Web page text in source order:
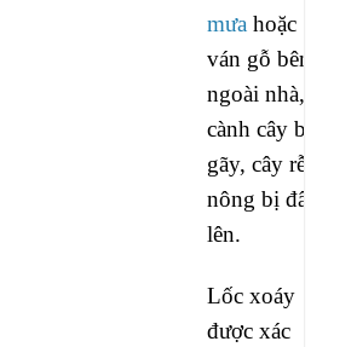
mưa hoặc
ván gỗ bên
ngoài nhà,
cành cây bị
gãy, cây rễ
nông bị đẩy
lên.
Lốc xoáy
được xác